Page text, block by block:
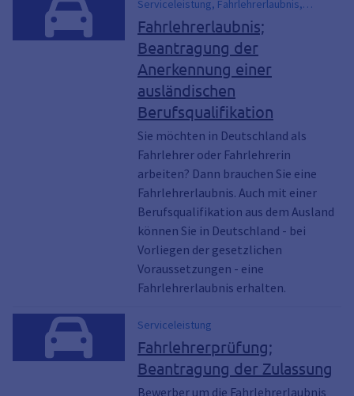
Serviceleistung, Fahrlehrerlaubnis,
Fahrlehrerschein, Fahrschülerausbildung
Fahrlehrerlaubnis;
Beantragung der
Anerkennung einer
ausländischen
Berufsqualifikation
Sie möchten in Deutschland als
Fahrlehrer oder Fahrlehrerin
arbeiten? Dann brauchen Sie eine
Fahrlehrerlaubnis. Auch mit einer
Berufsqualifikation aus dem Ausland
können Sie in Deutschland - bei
Vorliegen der gesetzlichen
Voraussetzungen - eine
Fahrlehrerlaubnis erhalten.
Serviceleistung
Fahrlehrerprüfung;
Beantragung der Zulassung
Bewerber um die Fahrlehrerlaubnis